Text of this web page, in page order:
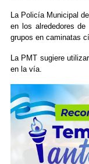
La Policía Municipal
en los alrededores
grupos en caminatas
La PMT sugiere
en la vía.